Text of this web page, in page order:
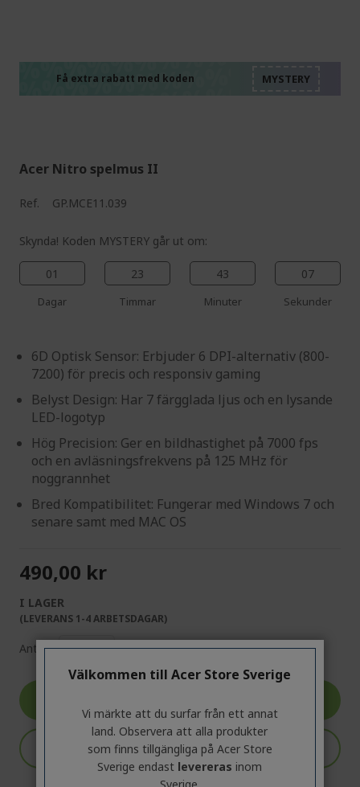
Få extra rabatt med koden
Acer Nitro spelmus II
Ref. GP.MCE11.039
Skynda! Koden MYSTERY går ut om:
01
Dagar
23
Timmar
43
Minuter
06
Sekunder
6D Optisk Sensor: Erbjuder 6 DPI-alternativ (800-
7200) för precis och responsiv gaming
Belyst Design: Har 7 färgglada ljus och en lysande
LED-logotyp
Hög Precision: Ger en bildhastighet på 7000 fps
och en avläsningsfrekvens på 125 MHz för
noggrannhet
Bred Kompatibilitet: Fungerar med Windows 7 och
senare samt med MAC OS
490,00 kr
I LAGER
(LEVERANS 1-4 ARBETSDAGAR)
Antal:
Lägg till i kundvagn
Välkommen till Acer Store Sverige
Vi märkte att du surfar från ett annat
land. Observera att alla produkter
som finns tillgängliga på Acer Store
Sverige endast levereras inom